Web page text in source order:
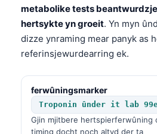
metabolike tests beantwurdzje
hertsykte yn groeit. Yn myn
dizze ynraming mear panyk as
referinsjewurdearring ek.
ferwûningsmarker
Troponin ûnder it lab
Gjin mjitbere hertspierferwûning
timing docht noch altyd der ta